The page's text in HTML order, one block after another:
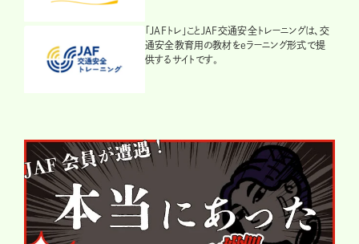
「JAFトレ」ことJAF交通安全トレーニングは、交
通安全教育用の教材をeラーニング形式で提
供するサイトです。